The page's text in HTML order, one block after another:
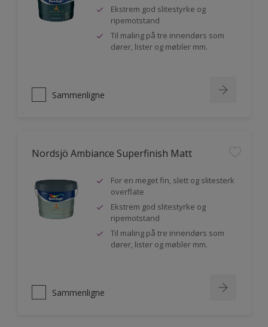
Ekstrem god slitestyrke og
ripemotstand
Til maling på tre innendørs som
dører, lister og møbler mm.
Sammenligne
Nordsjö Ambiance Superfinish Matt
For en meget fin, slett og slitesterk
overflate
Ekstrem god slitestyrke og
ripemotstand
Til maling på tre innendørs som
dører, lister og møbler mm.
Sammenligne